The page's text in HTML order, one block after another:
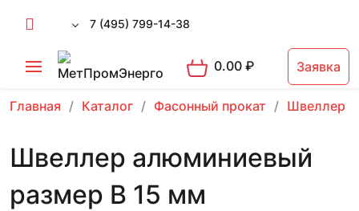
7 (495) 799-14-38
0.00₽ Заявка
Главная Каталог Фасонный прокат Швеллер
Швеллер алюминиевый
размер В 15 мм